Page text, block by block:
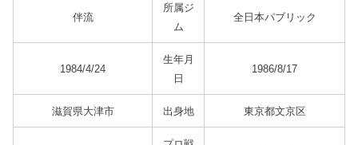
伴流
所属ジ
ム
全日本パブリック
1984/4/24
生年月
日
1986/8/17
滋賀県大津市 出身地 東京都文京区